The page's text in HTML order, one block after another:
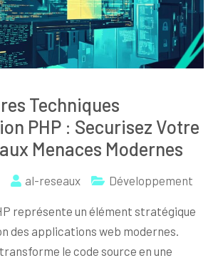
Techniques
PHP : Securisez Votre
Menaces Modernes
al-reseaux Développement
représente un élément stratégique
des applications web modernes.
le code source en une